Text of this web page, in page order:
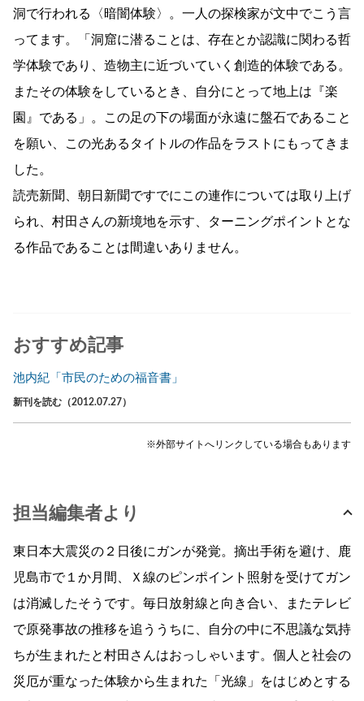
洞で行われる〈暗闇体験〉。一人の探検家が文中でこう言
ってます。「洞窟に潜ることは、存在とか認識に関わる哲
学体験であり、造物主に近づいていく創造的体験である。
またその体験をしているとき、自分にとって地上は『楽
園』である」。この足の下の場面が永遠に盤石であること
を願い、この光あるタイトルの作品をラストにもってきま
した。
読売新聞、朝日新聞ですでにこの連作については取り上げ
られ、村田さんの新境地を示す、ターニングポイントとな
る作品であることは間違いありません。
おすすめ記事
池内紀「市民のための福音書」
新刊を読む（2012.07.27）
※外部サイトへリンクしている場合もあります
担当編集者より
東日本大震災の２日後にガンが発覚。摘出手術を避け、鹿
児島市で１か月間、Ｘ線のピンポイント照射を受けてガン
は消滅したそうです。毎日放射線と向き合い、またテレビ
で原発事故の推移を追ううちに、自分の中に不思議な気持
ちが生まれたと村田さんはおっしゃいます。個人と社会の
災厄が重なった体験から生まれた「光線」をはじめとする